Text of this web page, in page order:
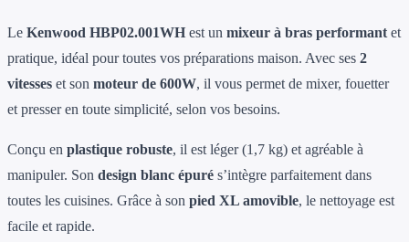
Le Kenwood HBP02.001WH est un mixeur à bras performant et
pratique, idéal pour toutes vos préparations maison. Avec ses 2
vitesses et son moteur de 600W, il vous permet de mixer, fouetter
et presser en toute simplicité, selon vos besoins.
Conçu en plastique robuste, il est léger (1,7 kg) et agréable à
manipuler. Son design blanc épuré s’intègre parfaitement dans
toutes les cuisines. Grâce à son pied XL amovible, le nettoyage est
facile et rapide.